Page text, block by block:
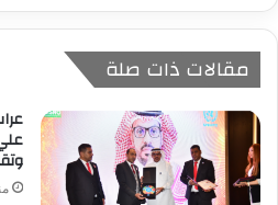
مقالات ذات صلة